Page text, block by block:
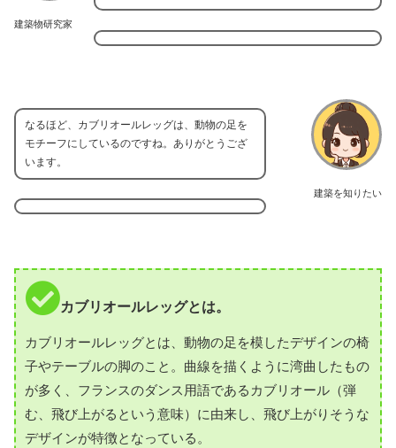
建築物研究家
建築を知りたい
なるほど、カブリオールレッグは、動物の足を
モチーフにしているのですね。ありがとうござ
います。
カブリオールレッグとは。
カブリオールレッグとは、動物の足を模したデザインの椅
子やテーブルの脚のこと。曲線を描くように湾曲したもの
が多く、フランスのダンス用語であるカブリオール（弾
む、飛び上がるという意味）に由来し、飛び上がりそうな
デザインが特徴となっている。